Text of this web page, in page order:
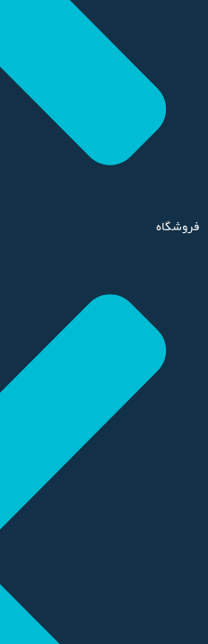
فروشگاه